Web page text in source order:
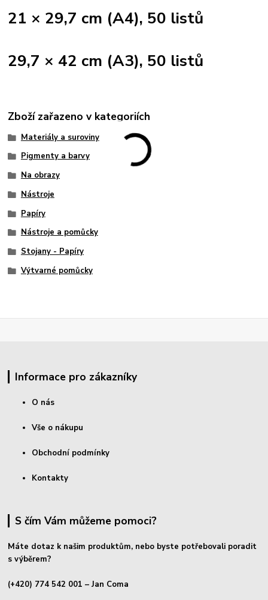
21 × 29,7 cm (A4), 50 listů
29,7 × 42 cm (A3), 50 listů
Zboží zařazeno v kategoriích
Materiály a suroviny
Pigmenty a barvy
Na obrazy
Nástroje
Papíry
Nástroje a pomůcky
Stojany - Papíry
Výtvarné pomůcky
Informace pro zákazníky
O nás
Vše o nákupu
Obchodní podmínky
Kontakty
S čím Vám můžeme pomoci?
Máte dotaz k našim produktům, nebo byste potřebovali poradit
s výběrem?
(+420) 774 542 001 – Jan Coma